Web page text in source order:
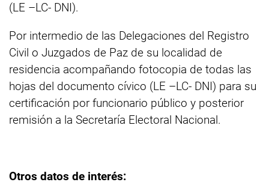
(LE –LC- DNI).
Por intermedio de las Delegaciones del Registro
Civil o Juzgados de Paz de su localidad de
residencia acompañando fotocopia de todas las
hojas del documento cívico (LE –LC- DNI) para su
certificación por funcionario público y posterior
remisión a la Secretaría Electoral Nacional.
Otros datos de interés: